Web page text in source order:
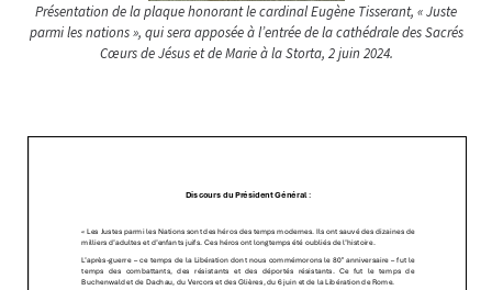
Présentation de la plaque honorant le cardinal Eugène Tisserant, « Juste
parmi les nations », qui sera apposée à l’entrée de la cathédrale des Sacrés
Cœurs de Jésus et de Marie à la Storta, 2 juin 2024.